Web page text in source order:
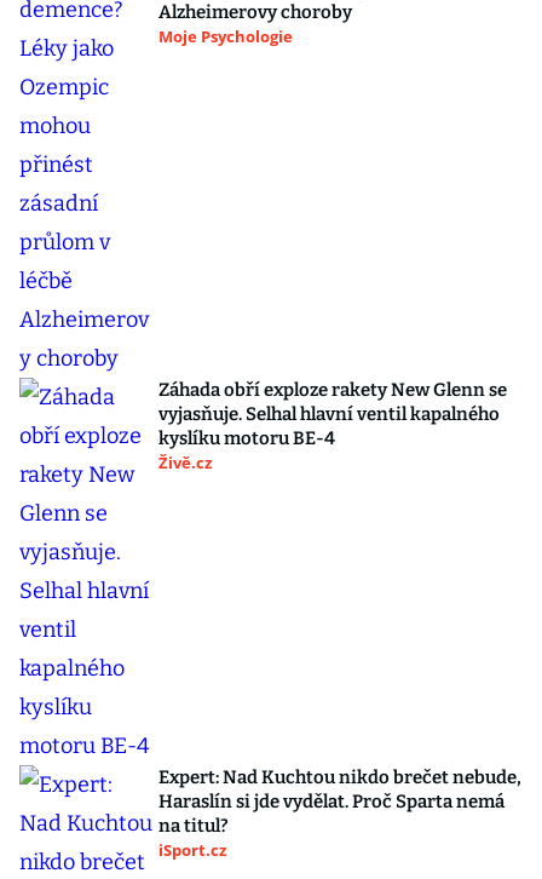
Alzheimerovy choroby
Moje Psychologie
Záhada obří exploze rakety New Glenn se
vyjasňuje. Selhal hlavní ventil kapalného
kyslíku motoru BE-4
Živě.cz
Expert: Nad Kuchtou nikdo brečet nebude,
Haraslín si jde vydělat. Proč Sparta nemá
na titul?
iSport.cz